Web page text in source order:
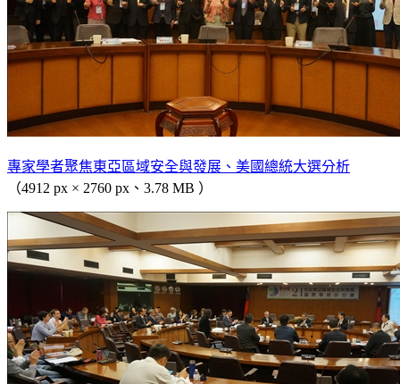
專家學者聚焦東亞區域安全與發展、美國總統大選分析
（4912 px × 2760 px、3.78 MB ）